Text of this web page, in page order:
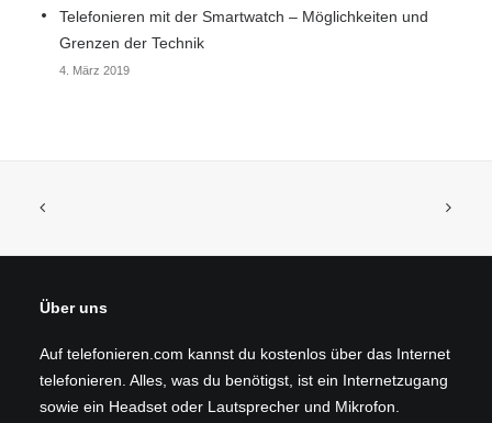
Telefonieren mit der Smartwatch – Möglichkeiten und
Grenzen der Technik
4. März 2019
Über uns
Auf telefonieren.com kannst du kostenlos über das Internet
telefonieren. Alles, was du benötigst, ist ein Internetzugang
sowie ein Headset oder Lautsprecher und Mikrofon.